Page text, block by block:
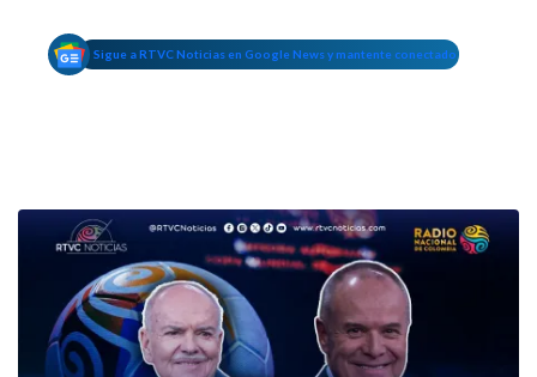
Sigue a RTVC Noticias en Google News y mantente conectado